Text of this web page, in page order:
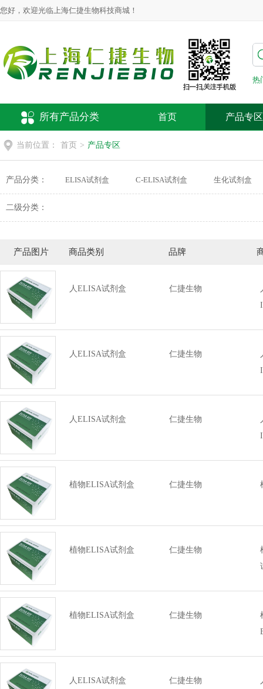
您好，欢迎光临上海仁捷生物科技商城！
热
所有产品分类 首页 产品专区
当前位置： 首页 > 产品专区
产品分类： ELISA试剂盒 C-ELISA试剂盒 生化试剂盒
二级分类：
产品图片 商品类别 品牌
人ELISA试剂盒 仁捷生物
人ELISA试剂盒 仁捷生物
人ELISA试剂盒 仁捷生物
植物ELISA试剂盒 仁捷生物
植物ELISA试剂盒 仁捷生物
植物ELISA试剂盒 仁捷生物
人ELISA试剂盒 仁捷生物